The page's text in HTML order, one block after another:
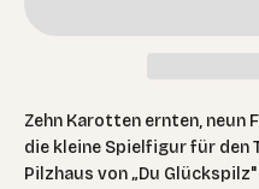
Zehn Karotten ernten, neun
die kleine Spielfigur für den
Pilzhaus von „Du